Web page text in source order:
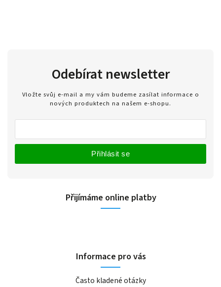
Odebírat newsletter
Vložte svůj e-mail a my vám budeme zasílat informace o
nových produktech na našem e-shopu.
Přihlásit se
Přijímáme online platby
Informace pro vás
Často kladené otázky